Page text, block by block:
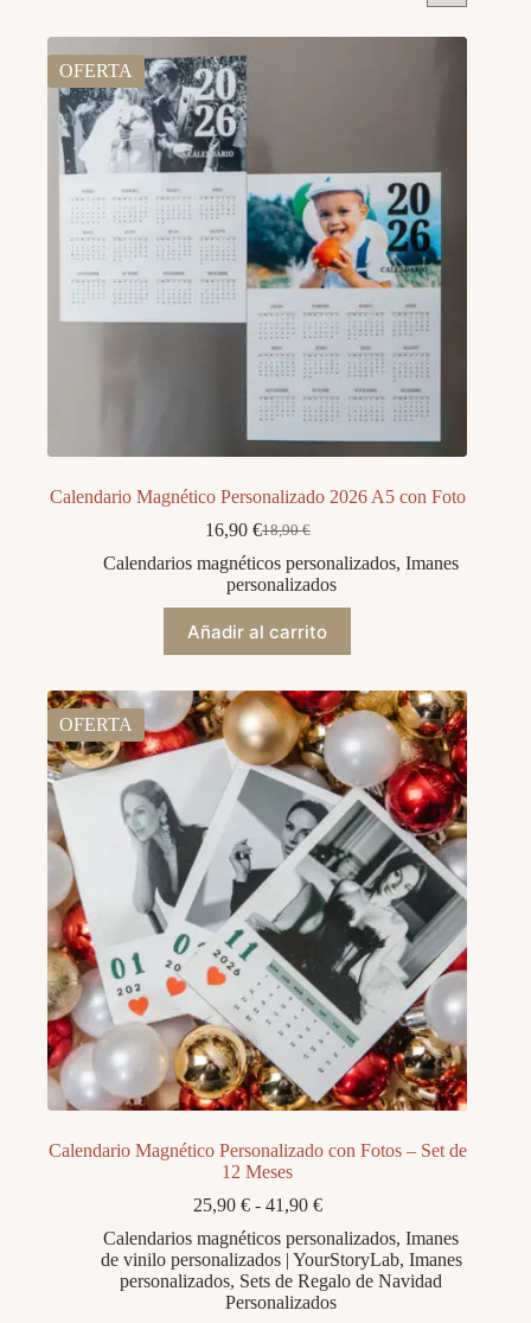
OFERTA
Calendario Magnético Personalizado 2026 A5 con Foto
18,90€
El
precio
original
era:
18,90 €.
16,90 €El
precio
actual
es:
16,90 €.
Calendarios magnéticos personalizados,Imanes
personalizados
Añadir al carrito
OFERTA
Calendario Magnético Personalizado con Fotos – Set de
12 Meses
25,90 € - 41,90 €Rango
precios:
desde
25,90 €
hasta
Calendarios magnéticos personalizados,Imanes
de vinilo personalizados | YourStoryLab, Imanes
personalizados, Sets de Regalo de Navidad
Personalizados